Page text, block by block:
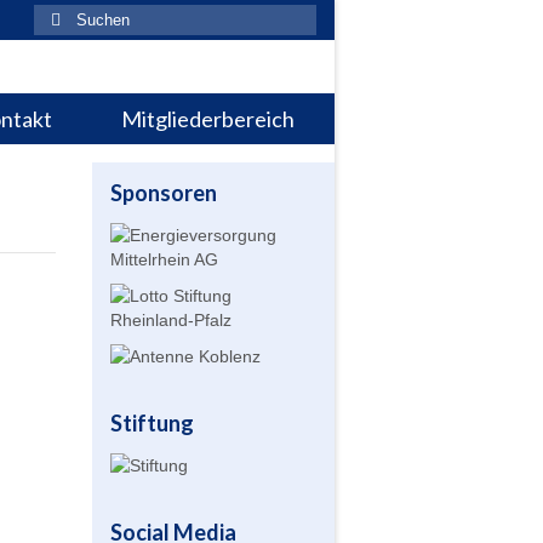
Suchen
nach:
Mitgliederbereich
Sponsoren
Stiftung
Social Media